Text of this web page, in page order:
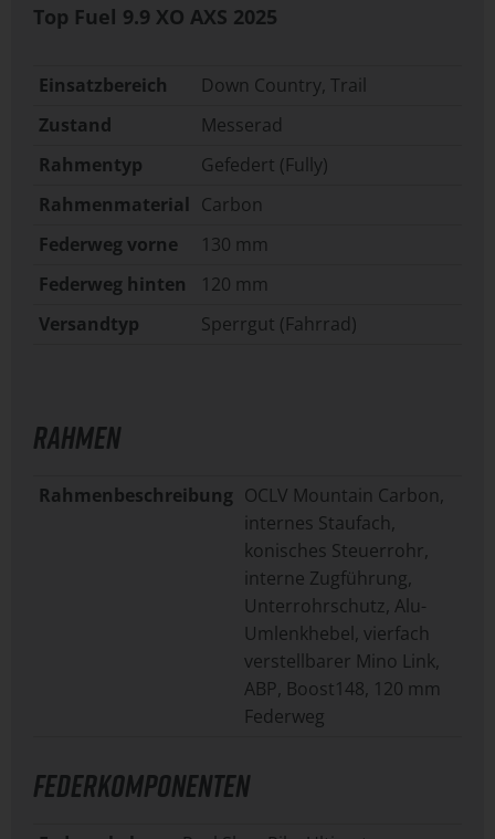
Top Fuel 9.9 XO AXS 2025
Einsatzbereich
Down Country, Trail
Zustand
Messerad
Rahmentyp
Gefedert (Fully)
Rahmenmaterial Carbon
Federweg vorne
130 mm
Federweg hinten
120 mm
Versandtyp
Sperrgut (Fahrrad)
RAHMEN
Rahmenbeschreibung OCLV Mountain Carbon,
internes Staufach,
konisches Steuerrohr,
interne Zugführung,
Unterrohrschutz, Alu-
Umlenkhebel, vierfach
verstellbarer Mino Link,
ABP, Boost148, 120 mm
Federweg
FEDERKOMPONENTEN